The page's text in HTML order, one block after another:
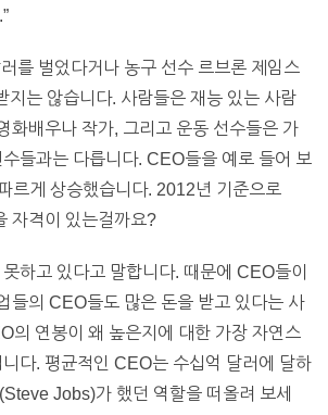
를 벌었다거나 농구 선수 르브론 제임스
는 않습니다. 사람들은 재능 있는 사람
화배우나 작가, 그리고 운동 선수들은 가
들과는 다릅니다. CEO들을 예로 들어 보
르게 상승했습니다. 2012년 기준으로
자격이 있는걸까요?
하고 있다고 말합니다. 때문에 CEO들이
들의 CEO들도 많은 돈을 받고 있다는 사
의 연봉이 왜 높은지에 대한 가장 자연스
다. 평균적인 CEO는 수십억 달러에 달하
Jobs)가 했던 역할을 떠올려 보세